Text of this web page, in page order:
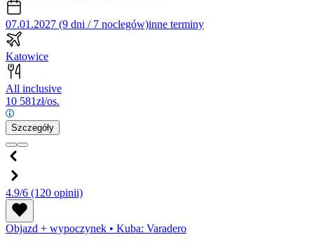
07.01.2027 (9 dni / 7 noclegów)inne terminy
Katowice
All inclusive
10 581zł/os.
Szczegóły
4.9/6 (120 opinii)
Objazd + wypoczynek • Kuba: Varadero